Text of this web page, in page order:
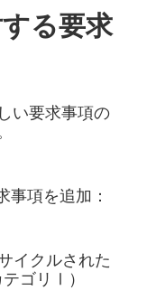
る要求
い要求事項の
項を追加：
イクルされた
ゴリⅠ）